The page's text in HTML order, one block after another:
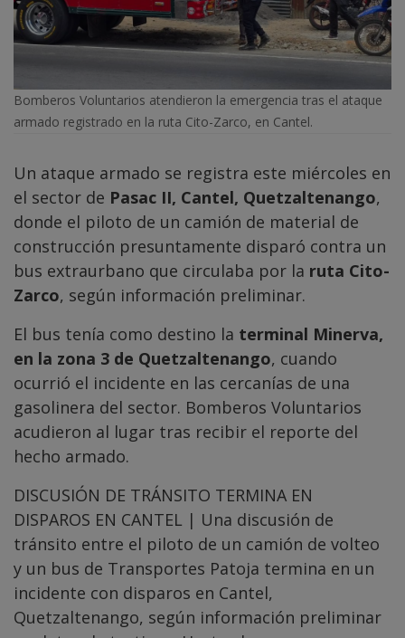
Bomberos Voluntarios atendieron la emergencia tras el ataque
armado registrado en la ruta Cito-Zarco, en Cantel.
Un ataque armado se registra este miércoles en
el sector de Pasac II, Cantel, Quetzaltenango,
donde el piloto de un camión de material de
construcción presuntamente disparó contra un
bus extraurbano que circulaba por la ruta Cito-
Zarco, según información preliminar.
El bus tenía como destino la terminal Minerva,
en la zona 3 de Quetzaltenango, cuando
ocurrió el incidente en las cercanías de una
gasolinera del sector. Bomberos Voluntarios
acudieron al lugar tras recibir el reporte del
hecho armado.
DISCUSIÓN DE TRÁNSITO TERMINA EN
DISPAROS EN CANTEL | Una discusión de
tránsito entre el piloto de un camión de volteo
y un bus de Transportes Patoja termina en un
incidente con disparos en Cantel,
Quetzaltenango, según información preliminar